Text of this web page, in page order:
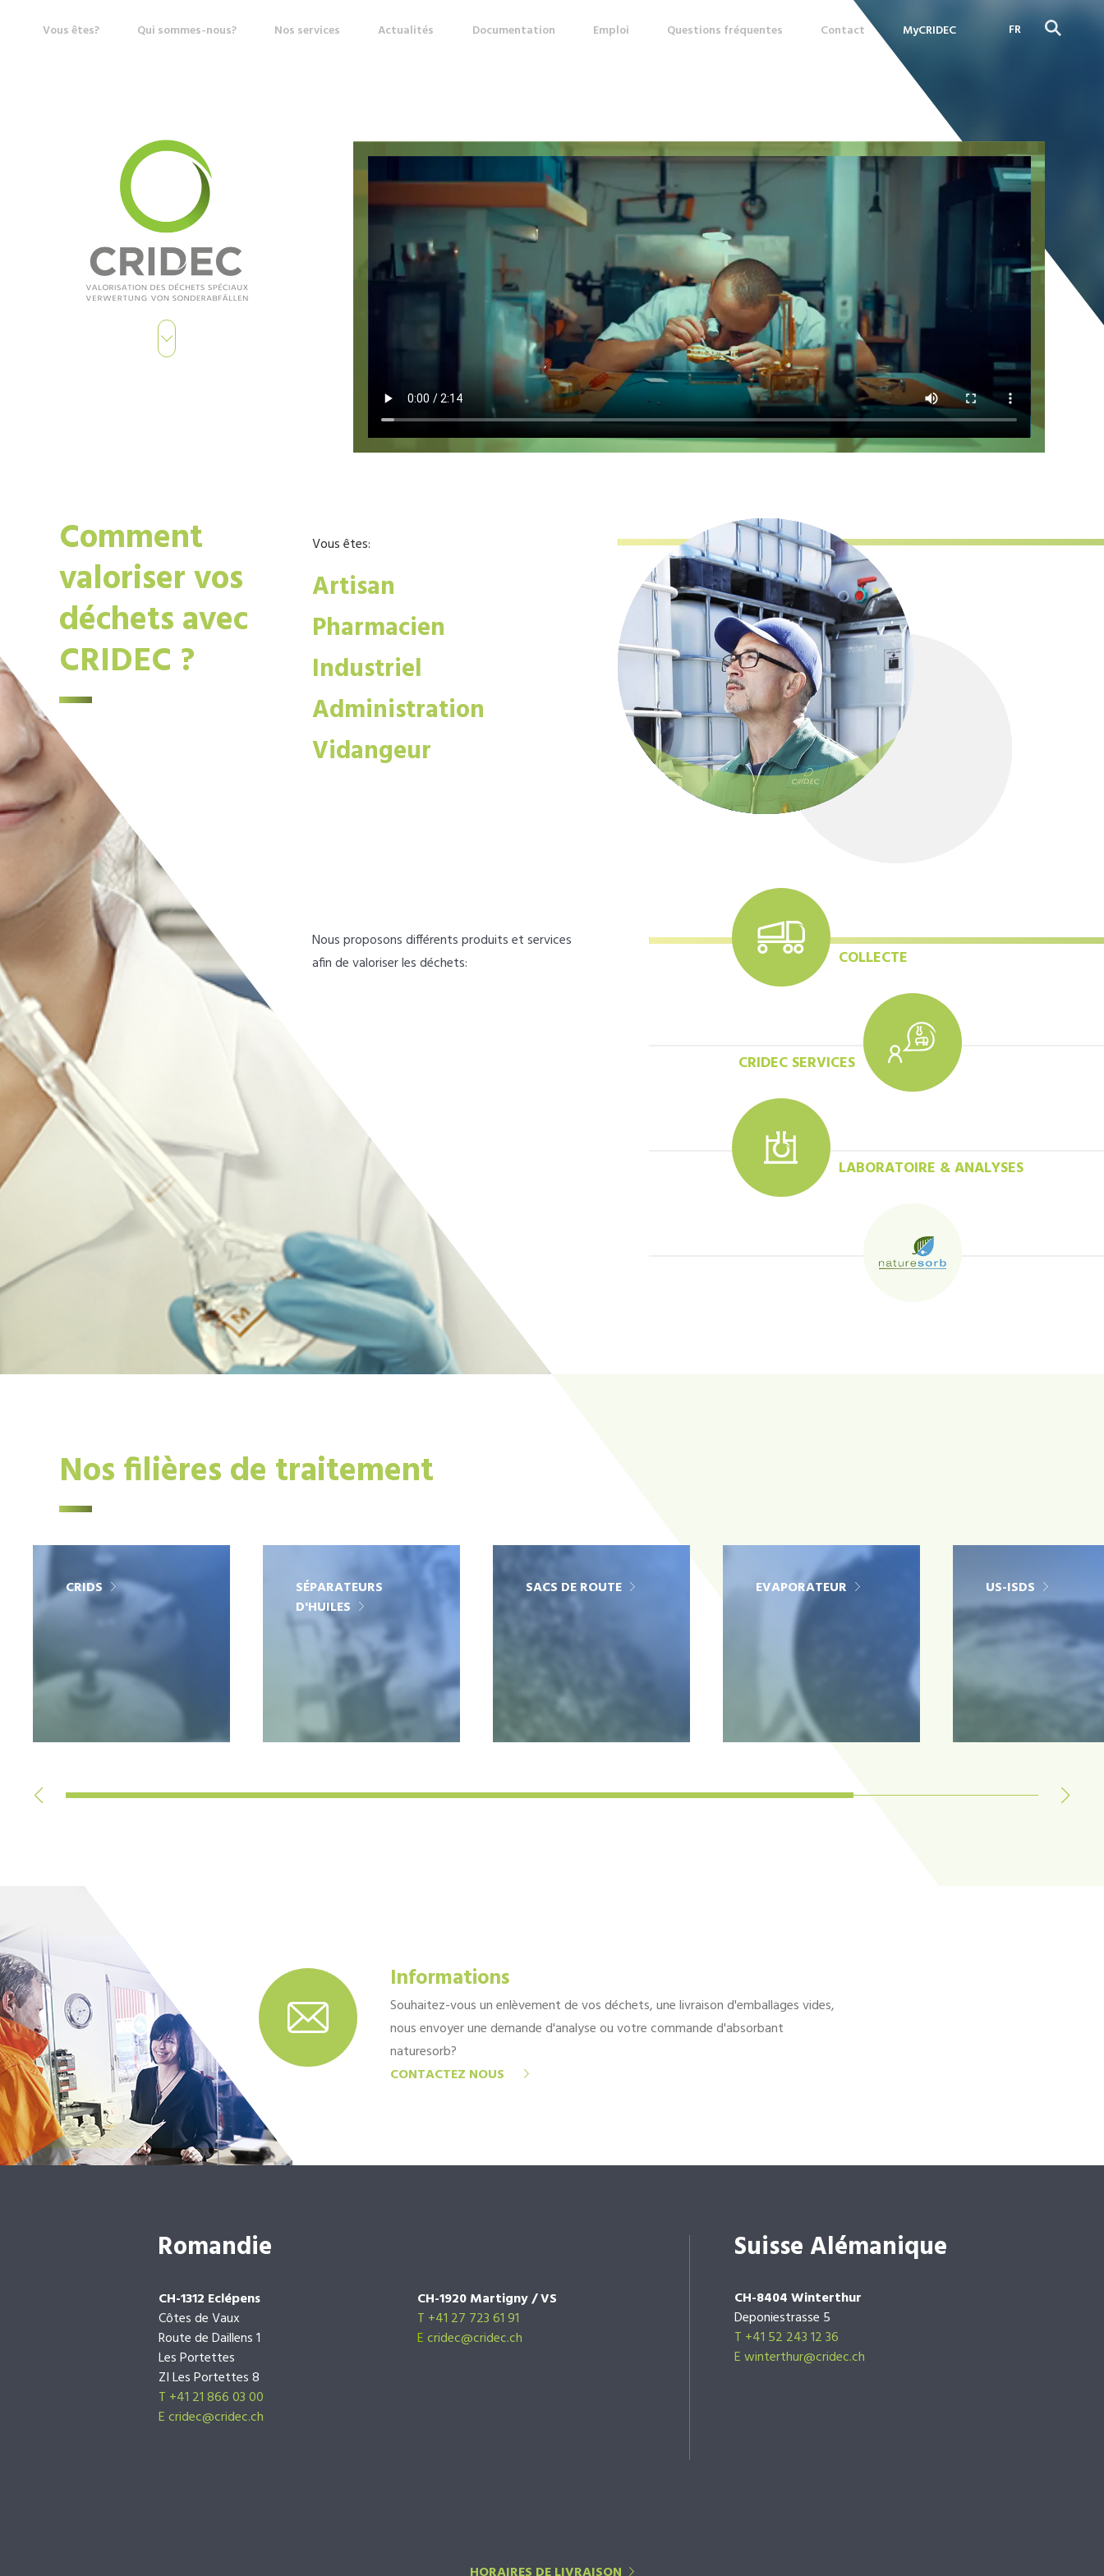
Vous êtes? Qui sommes-nous? Nos services Actualités Documentation Emploi Questions fréquentes Contact MyCRIDEC
FR
Comment
valoriser vos
déchets avec
CRIDEC ?
Vous êtes:
Artisan
Pharmacien
Industriel
Administration
Vidangeur
Nous proposons différents produits et services
afin de valoriser les déchets:
COLLECTE
CRIDEC SERVICES
LABORATOIRE & ANALYSES
Nos filières de traitement
CRIDS
SÉPARATEURS
D'HUILES
SACS DE ROUTE EVAPORATEUR US-ISDS
Informations
Souhaitez-vous un enlèvement de vos déchets, une livraison d'emballages vides,
nous envoyer une demande d'analyse ou votre commande d'absorbant
naturesorb?
CONTACTEZ NOUS
Romandie
CH-1312 Eclépens
Côtes de Vaux
Route de Daillens 1
Les Portettes
ZI Les Portettes 8
T +41 21 866 03 00
Ecridec@cridec.ch
CH-1920 Martigny / VS
T +41 27 723 61 91
Ecridec@cridec.ch
Suisse Alémanique
CH-8404 Winterthur
Deponiestrasse 5
T +41 52 243 12 36
E winterthur@cridec.ch